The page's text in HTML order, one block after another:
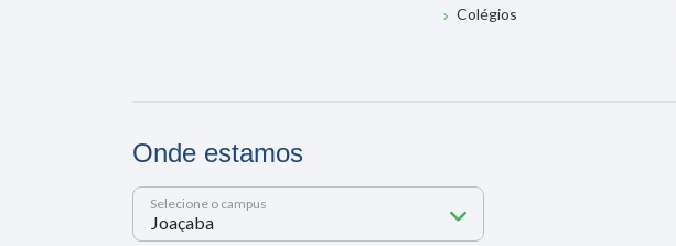
Colégios
Onde estamos
Selecione o campus